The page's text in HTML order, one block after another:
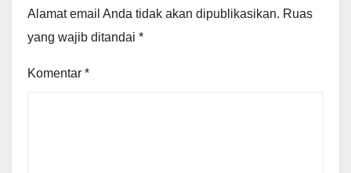
Alamat email Anda tidak akan dipublikasikan. Ruas
yang wajib ditandai *
Komentar *